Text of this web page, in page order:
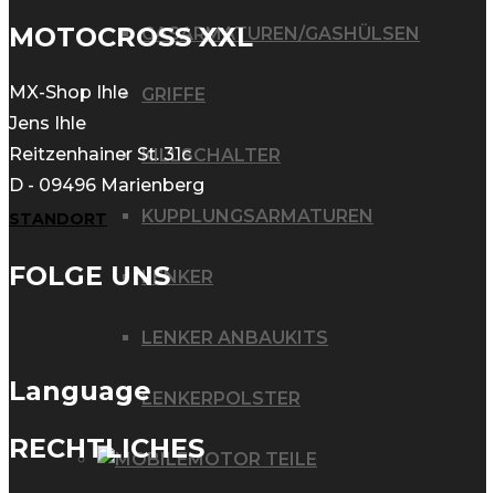
GASARMATUREN/GASHÜLSEN
GRIFFE
KILLSCHALTER
KUPPLUNGSARMATUREN
LENKER
LENKER ANBAUKITS
LENKERPOLSTER
MOTOR TEILE
MOTOCROSS XXL
MX-Shop Ihle
Jens Ihle
Reitzenhainer St. 31c
D - 09496 Marienberg
STANDORT
FOLGE UNS
Language
RECHTLICHES